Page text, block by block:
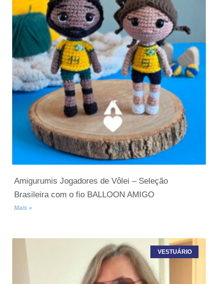
Amigurumis Jogadores de Vôlei – Seleção
Brasileira com o fio BALLOON AMIGO
Mais »
VESTUÁRIO